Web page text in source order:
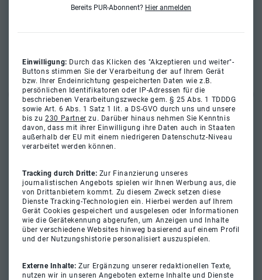
Bereits PUR-Abonnent? Hier anmelden
Einwilligung: Durch das Klicken des "Akzeptieren und weiter"-
Buttons stimmen Sie der Verarbeitung der auf Ihrem Gerät
bzw. Ihrer Endeinrichtung gespeicherten Daten wie z.B.
persönlichen Identifikatoren oder IP-Adressen für die
beschriebenen Verarbeitungszwecke gem. § 25 Abs. 1 TDDDG
sowie Art. 6 Abs. 1 Satz 1 lit. a DS-GVO durch uns und unsere
bis zu230 Partner zu. Darüber hinaus nehmen Sie Kenntnis
davon, dass mit ihrer Einwilligung ihre Daten auch in Staaten
außerhalb der EU mit einem niedrigeren Datenschutz-Niveau
verarbeitet werden können.
Tracking durch Dritte: Zur Finanzierung unseres
journalistischen Angebots spielen wir Ihnen Werbung aus, die
von Drittanbietern kommt. Zu diesem Zweck setzen diese
Dienste Tracking-Technologien ein. Hierbei werden auf Ihrem
Gerät Cookies gespeichert und ausgelesen oder Informationen
wie die Gerätekennung abgerufen, um Anzeigen und Inhalte
über verschiedene Websites hinweg basierend auf einem Profil
und der Nutzungshistorie personalisiert auszuspielen.
Externe Inhalte:Zur Ergänzung unserer redaktionellen Texte,
nutzen wir in unseren Angeboten externe Inhalte und Dienste